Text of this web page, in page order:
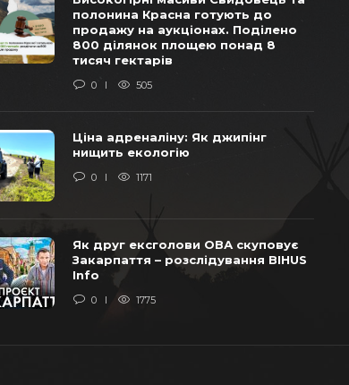
полонина Красна готують до
продажу на аукціонах. Поділено
800 ділянок площею понад 8
тисяч гектарів
0 505
Ціна адреналіну: Як джипінг
нищить екологію
0 1171
Як друг ексголови ОВА скуповує
Закарпаття – розслідування BIHUS
Info
0 1775